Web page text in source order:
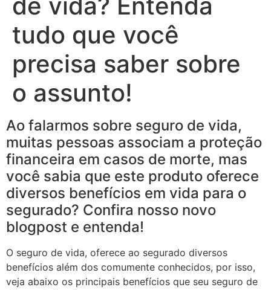
tudo que você
precisa saber sobre
o assunto!
Ao falarmos sobre seguro de vida,
muitas pessoas associam a proteção
financeira em casos de morte, mas
você sabia que este produto oferece
diversos benefícios em vida para o
segurado? Confira nosso novo
blogpost e entenda!
O seguro de vida, oferece ao segurado diversos
benefícios além dos comumente conhecidos, por isso,
veja abaixo os principais benefícios que seu seguro de